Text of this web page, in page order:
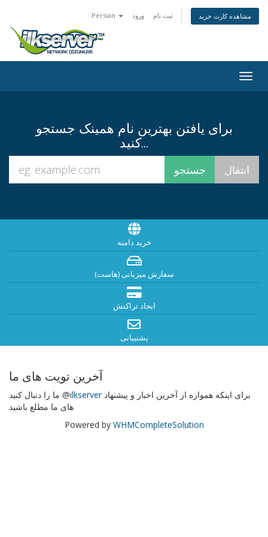
Persian ورود ثبت نام مشاهده کارت خرید
برای یافتن بهترین نام همینک جستجو
کنید...
خرید دامنه
سفارش میزبانی (هاست)
ایجاد تراکنش
پشتیبانی
آخرین تویت های ما
ما را دنبال کنید @ilkserverبرای اینکه همواره از آخرین اخبار و پیشنهاد
های ما مطلع باشید
Powered by WHMCompleteSolution